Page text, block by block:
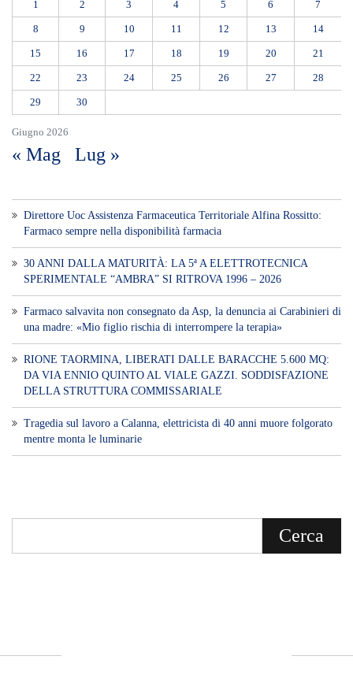
Giugno 2026
1 2 3 4 5 6 7
8 9 10 11 12 13 14
15 16 17 18 19 20 21
22 23 24 25 26 27 28
29 30
« Mag Lug »
Direttore Uoc Assistenza Farmaceutica Territoriale Alfina Rossitto:
Farmaco sempre nella disponibilità farmacia
30 ANNI DALLA MATURITÀ: LA 5ª A ELETTROTECNICA
SPERIMENTALE “AMBRA” SI RITROVA 1996 – 2026
Farmaco salvavita non consegnato da Asp, la denuncia ai Carabinieri di
una madre: «Mio figlio rischia di interrompere la terapia»
RIONE TAORMINA, LIBERATI DALLE BARACCHE 5.600 MQ:
DA VIA ENNIO QUINTO AL VIALE GAZZI. SODDISFAZIONE
DELLA STRUTTURA COMMISSARIALE
Tragedia sul lavoro a Calanna, elettricista di 40 anni muore folgorato
mentre monta le luminarie